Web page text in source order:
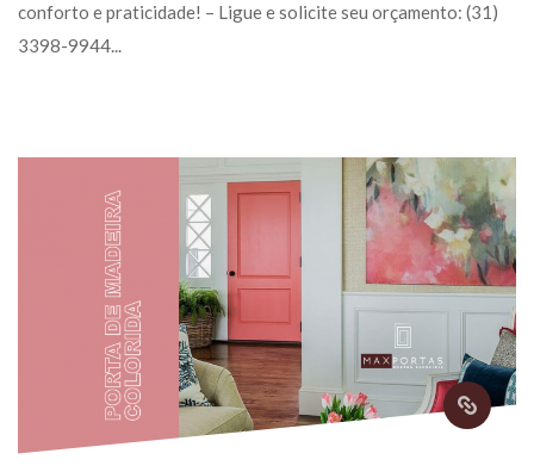
conforto e praticidade! – Ligue e solicite seu orçamento: (31)
3398-9944...